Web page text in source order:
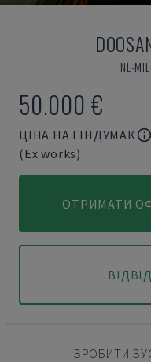
NL-
50.000 €
ЦІНА НА ГІНДУМАК
(Ex works)
ОТРИМАТИ
ЗРОБИТИ